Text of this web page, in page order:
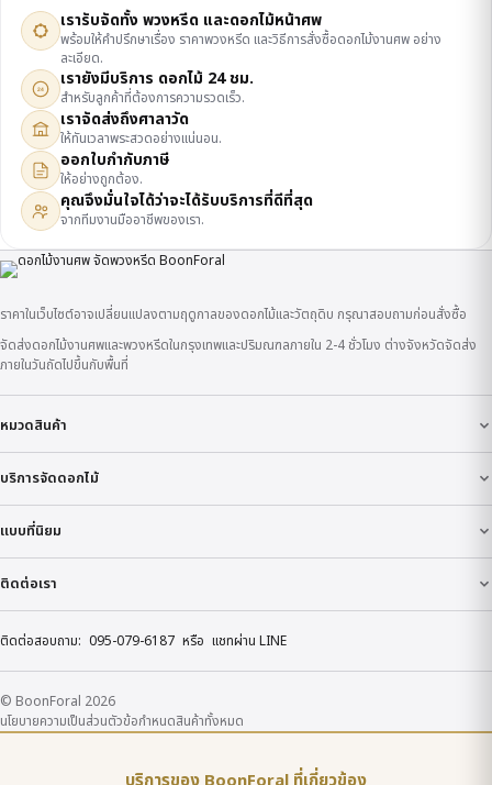
เรารับจัดทั้ง พวงหรีด และดอกไม้หน้าศพ
พร้อมให้คำปรึกษาเรื่อง ราคาพวงหรีด และวิธีการสั่งซื้อดอกไม้งานศพ อย่าง
ละเอียด.
24 เรายังมีบริการ ดอกไม้ 24 ชม.
สำหรับลูกค้าที่ต้องการความรวดเร็ว.
เราจัดส่งถึงศาลาวัด
ให้ทันเวลาพระสวดอย่างแน่นอน.
ออกใบกำกับภาษี
ให้อย่างถูกต้อง.
คุณจึงมั่นใจได้ว่าจะได้รับบริการที่ดีที่สุด
จากทีมงานมืออาชีพของเรา.
ราคาในเว็บไซต์อาจเปลี่ยนแปลงตามฤดูกาลของดอกไม้และวัตถุดิบ กรุณาสอบถามก่อนสั่งซื้อ
จัดส่งดอกไม้งานศพและพวงหรีดในกรุงเทพและปริมณฑลภายใน 2-4 ชั่วโมง ต่างจังหวัดจัดส่ง
ภายในวันถัดไปขึ้นกับพื้นที่
หมวดสินค้า
บริการจัดดอกไม้
แบบที่นิยม
ติดต่อเรา
ติดต่อสอบถาม: 095-079-6187 หรือ แชทผ่าน LINE
© BoonForal 2026
นโยบายความเป็นส่วนตัวข้อกำหนดสินค้าทั้งหมด